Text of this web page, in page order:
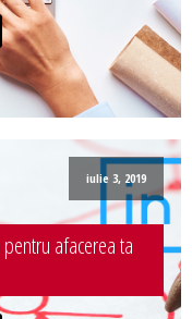
iulie 3, 2019
afacerea ta